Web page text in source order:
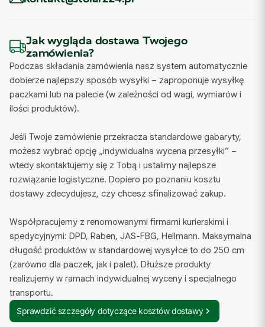
Jak wygląda dostawa Twojego
zamówienia?
Podczas składania zamówienia nasz system automatycznie
dobierze najlepszy sposób wysyłki – zaproponuje wysyłkę
paczkami lub na palecie (w zależności od wagi, wymiarów i
ilości produktów).
Jeśli Twoje zamówienie przekracza standardowe gabaryty,
możesz wybrać opcję „indywidualna wycena przesyłki” –
wtedy skontaktujemy się z Tobą i ustalimy najlepsze
rozwiązanie logistyczne. Dopiero po poznaniu kosztu
dostawy zdecydujesz, czy chcesz sfinalizować zakup.
Współpracujemy z renomowanymi firmami kurierskimi i
spedycyjnymi: DPD, Raben, JAS-FBG, Hellmann. Maksymalna
długość produktów w standardowej wysyłce to do 250 cm
(zarówno dla paczek, jak i palet). Dłuższe produkty
realizujemy w ramach indywidualnej wyceny i specjalnego
transportu.
Sprawdzić szczegóły dotyczące kosztów dostawy